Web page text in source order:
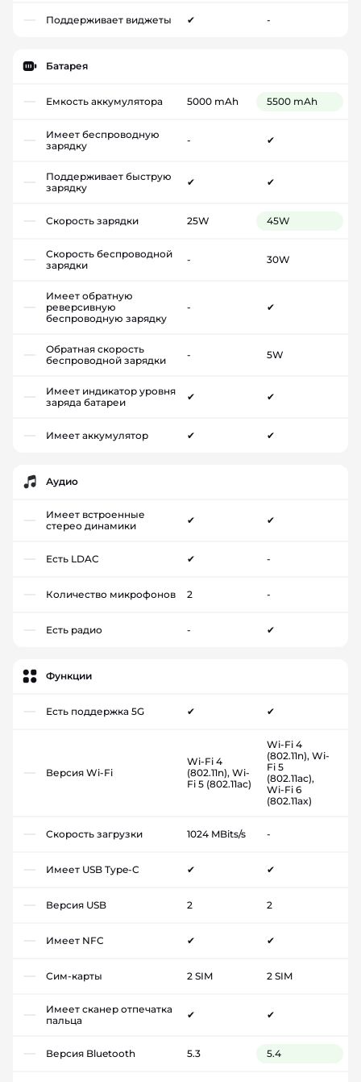
Поддерживает виджеты ✔ -
Батарея
Емкость аккумулятора 5000 mAh 5500 mAh
Имеет беспроводную
зарядку
- ✔
Поддерживает быструю
зарядку
✔ ✔
Скорость зарядки 25W 45W
Скорость беспроводной
зарядки
- 30W
Имеет обратную
реверсивную
беспроводную зарядку
- ✔
Обратная скорость
беспроводной зарядки
- 5W
Имеет индикатор уровня
заряда батареи
✔ ✔
Имеет аккумулятор ✔ ✔
Аудио
Имеет встроенные
стерео динамики
✔ ✔
Есть LDAC ✔ -
Количество микрофонов 2 -
Есть радио - ✔
Функции
Есть поддержка 5G ✔ ✔
Версия Wi-Fi
Wi-Fi 4
(802.11n), Wi-
Fi 5 (802.11ac)
Wi-Fi 4
(802.11n), Wi-
Fi 5
(802.11ac),
Wi-Fi 6
(802.11ax)
Скорость загрузки 1024 MBits/s -
Имеет USB Type-C ✔ ✔
Версия USB 2 2
Имеет NFC ✔ ✔
Сим-карты 2 SIM 2 SIM
Имеет сканер отпечатка
пальца
✔ ✔
Версия Bluetooth 5.3 5.4